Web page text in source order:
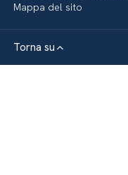
Mappa del sito
Torna su